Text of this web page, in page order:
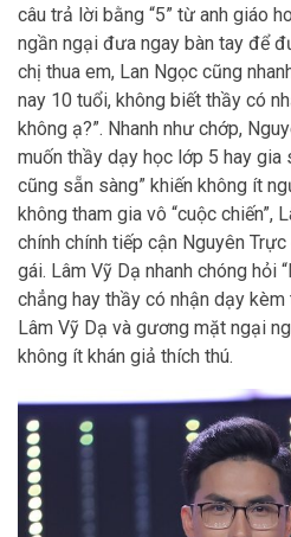
câu trả lời bằng “5” từ anh giáo
ngần ngại đưa ngay bàn tay để
chị thua em, Lan Ngọc cũng
nay 10 tuổi, không biết thầy có
không ạ?”. Nhanh như chớp,
muốn thầy dạy học lớp 5 hay
cũng sẵn sàng” khiến không ít
không tham gia vô “cuộc
chính chính tiếp cận Nguyên
gái. Lâm Vỹ Dạ nhanh chóng hỏi
chẳng hay thầy có nhận dạy kèm
Lâm Vỹ Dạ và gương mặt ngại
không ít khán giả thích thú.